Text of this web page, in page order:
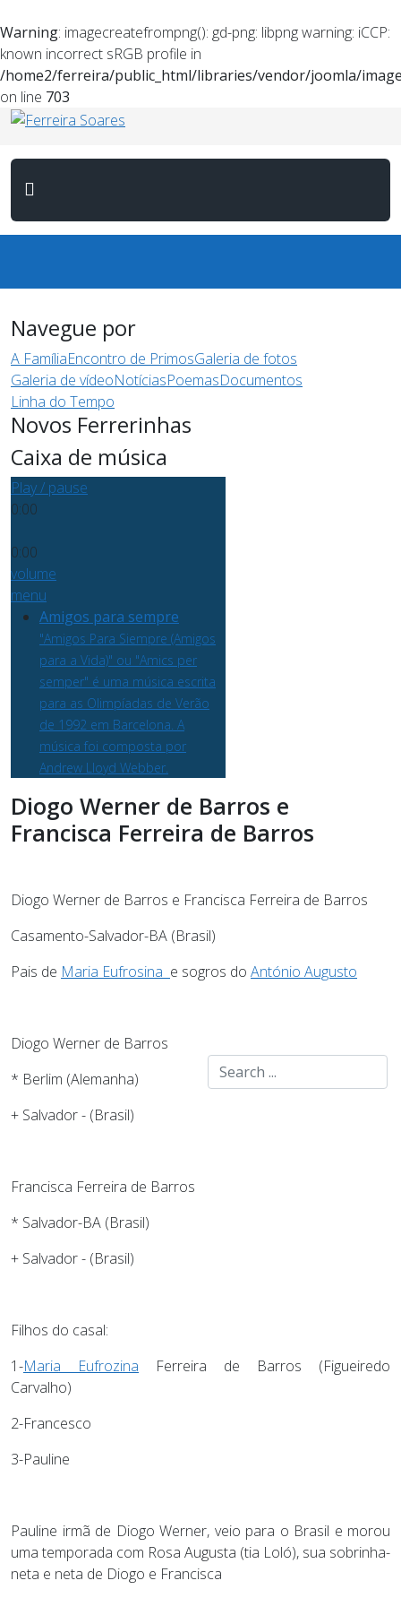
Warning: imagecreatefrompng(): gd-png: libpng warning: iCCP:
known incorrect sRGB profile in
/home2/ferreira/public_html/libraries/vendor/joomla/
on line 703
Navegue por
A FamíliaEncontro de PrimosGaleria de fotos
Galeria de vídeoNotíciasPoemasDocumentos
Linha do Tempo
Novos Ferrerinhas
Caixa de música
Play / pause
0:00
0:00
volume
menu
Amigos para sempre
"Amigos Para Siempre (Amigos
para a Vida)" ou "Amics per
semper" é uma música escrita
para as Olimpíadas de Verão
de 1992 em Barcelona. A
música foi composta por
Andrew Lloyd Webber.
Diogo Werner de Barros e
Francisca Ferreira de Barros
Diogo Werner de Barros e Francisca Ferreira de Barros
Casamento-Salvador-BA (Brasil)
Pais de Maria Eufrosina e sogros do António Augusto
Diogo Werner de Barros
* Berlim (Alemanha)
+ Salvador - (Brasil)
Francisca Ferreira de Barros
* Salvador-BA (Brasil)
+ Salvador - (Brasil)
Filhos do casal:
1-Maria Eufrozina Ferreira de Barros (Figueiredo
Carvalho)
2-Francesco
3-Pauline
Pauline irmã de Diogo Werner, veio para o Brasil e morou
uma temporada com Rosa Augusta (tia Loló), sua sobrinha-
neta e neta de Diogo e Francisca